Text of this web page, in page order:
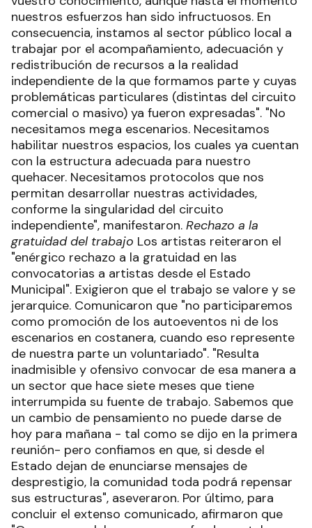
nuestros esfuerzos han sido infructuosos. En
consecuencia, instamos al sector público local a
trabajar por el acompañamiento, adecuación y
redistribución de recursos a la realidad
independiente de la que formamos parte y cuyas
problemáticas particulares (distintas del circuito
comercial o masivo) ya fueron expresadas". "No
necesitamos mega escenarios. Necesitamos
habilitar nuestros espacios, los cuales ya cuentan
con la estructura adecuada para nuestro
quehacer. Necesitamos protocolos que nos
permitan desarrollar nuestras actividades,
conforme la singularidad del circuito
independiente", manifestaron. Rechazo a la
gratuidad del trabajo Los artistas reiteraron el
"enérgico rechazo a la gratuidad en las
convocatorias a artistas desde el Estado
Municipal". Exigieron que el trabajo se valore y se
jerarquice. Comunicaron que "no participaremos
como promoción de los autoeventos ni de los
escenarios en costanera, cuando eso represente
de nuestra parte un voluntariado". "Resulta
inadmisible y ofensivo convocar de esa manera a
un sector que hace siete meses que tiene
interrumpida su fuente de trabajo. Sabemos que
un cambio de pensamiento no puede darse de
hoy para mañana - tal como se dijo en la primera
reunión- pero confiamos en que, si desde el
Estado dejan de enunciarse mensajes de
desprestigio, la comunidad toda podrá repensar
sus estructuras", aseveraron. Por último, para
concluir el extenso comunicado, afirmaron que